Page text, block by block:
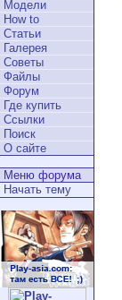
Модели
How to
Статьи
Галерея
Советы
Файлы
Форум
Где купить
Ссылки
Поиск
О сайте
Меню форума
Начать тему